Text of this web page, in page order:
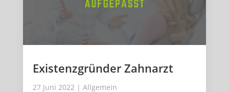
Existenzgründer Zahnarzt
27 Juni 2022| Allgemein